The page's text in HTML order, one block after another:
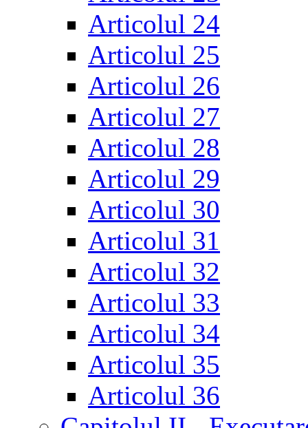
Articolul 24
Articolul 25
Articolul 26
Articolul 27
Articolul 28
Articolul 29
Articolul 30
Articolul 31
Articolul 32
Articolul 33
Articolul 34
Articolul 35
Articolul 36